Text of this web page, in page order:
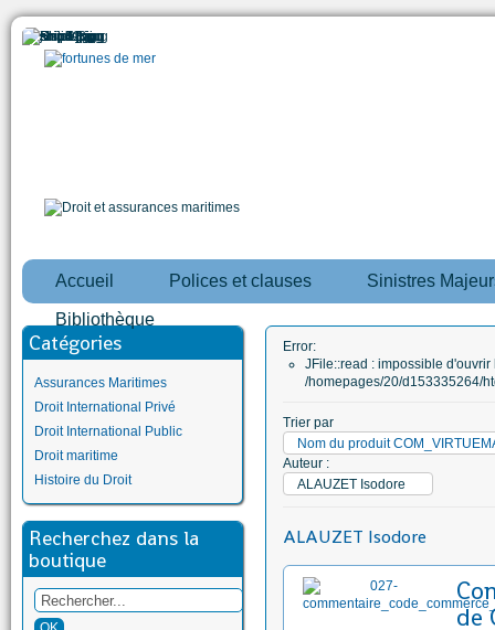
Accueil Polices et clauses Sinistres
Bibliothèque
Catégories
Assurances Maritimes
Droit International Privé
Droit International Public
Droit maritime
Histoire du Droit
Recherchez dans la
boutique
Error:
JFile::read : impossible d'ouvrir
/homepages/20/d153335264/
Trier par
Nom du produit
Auteur :
ALAUZET Isodore
ALAUZET Isodore
de